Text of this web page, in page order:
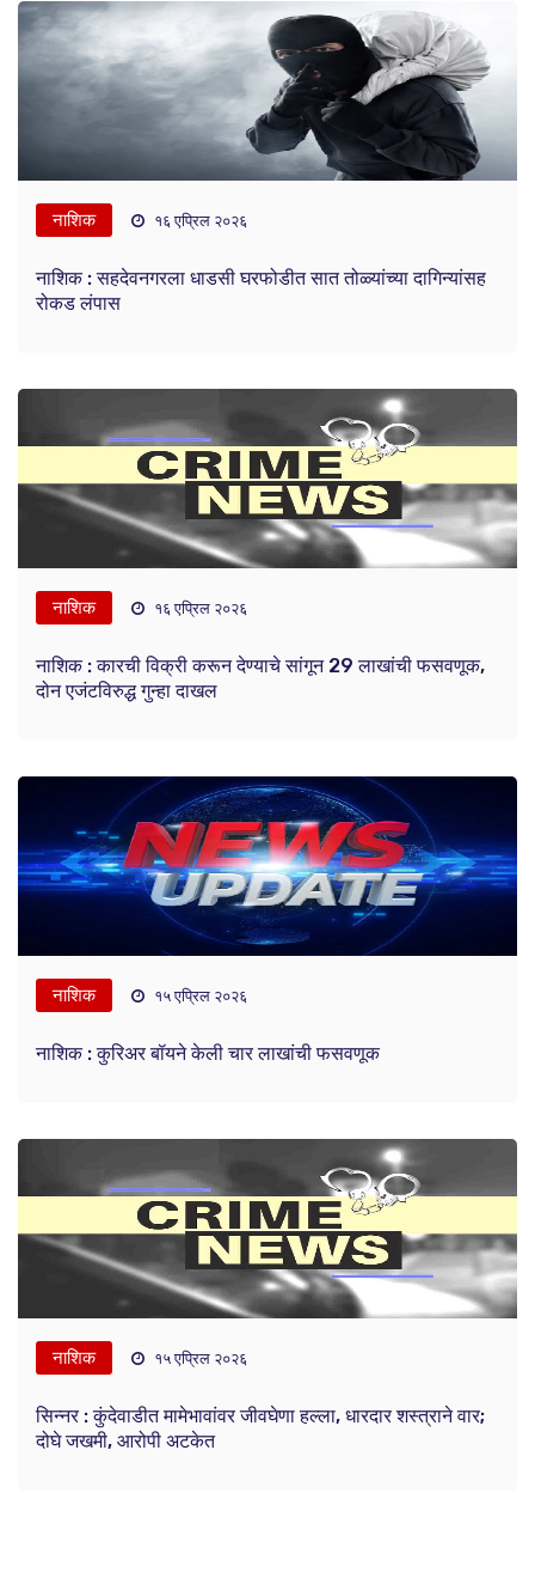
नाशिक १६ एप्रिल २०२६
नाशिक : सहदेवनगरला धाडसी घरफोडीत सात तोळ्यांच्या दागिन्यांसह
रोकड लंपास
नाशिक १६ एप्रिल २०२६
नाशिक : कारची विक्री करून देण्याचे सांगून 29 लाखांची फसवणूक,
दोन एजंटविरुद्ध गुन्हा दाखल
नाशिक १५ एप्रिल २०२६
नाशिक : कुरिअर बॉयने केली चार लाखांची फसवणूक
नाशिक १५ एप्रिल २०२६
सिन्नर : कुंदेवाडीत मामेभावांवर जीवघेणा हल्ला, धारदार शस्त्राने वार;
दोघे जखमी, आरोपी अटकेत